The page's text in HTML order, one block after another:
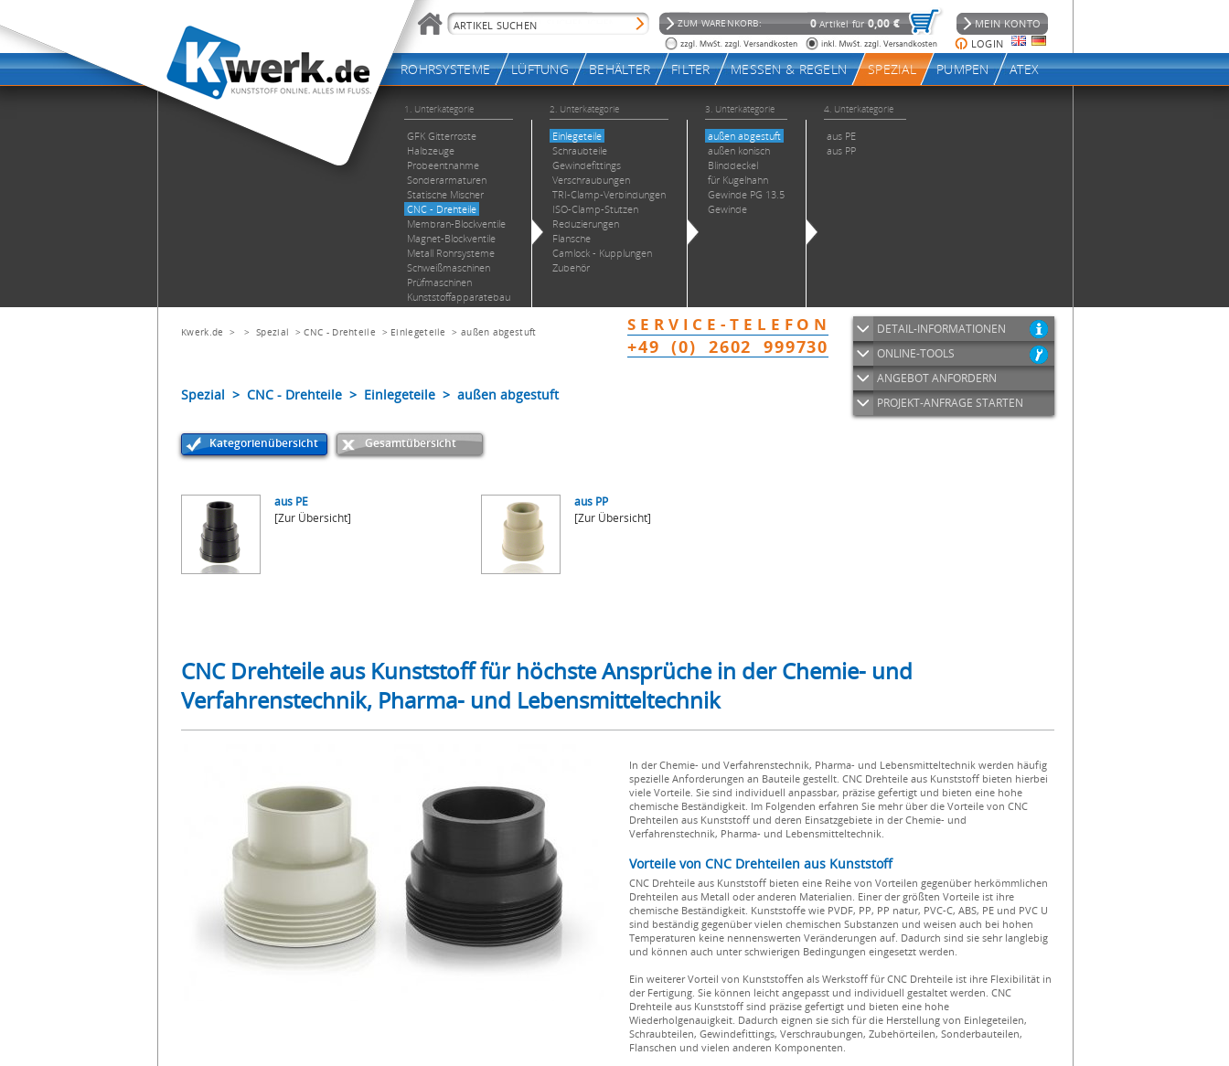
Kwerk.de > >Spezial >CNC - Drehteile > Einlegeteile > außen abgestuft
Spezial > CNC - Drehteile > Einlegeteile > außen abgestuft
Kategorienübersicht Gesamtübersicht
aus PE
[Zur Übersicht]
aus PP
[Zur Übersicht]
CNC Drehteile aus Kunststoff für höchste Ansprüche in der Chemie- und
Verfahrenstechnik, Pharma- und Lebensmitteltechnik
In der Chemie- und Verfahrenstechnik, Pharma- und Lebensmitteltechnik werden häufig
spezielle Anforderungen an Bauteile gestellt. CNC Drehteile aus Kunststoff bieten hierbei
viele Vorteile. Sie sind individuell anpassbar, präzise gefertigt und bieten eine hohe
chemische Beständigkeit. Im Folgenden erfahren Sie mehr über die Vorteile von CNC
Drehteilen aus Kunststoff und deren Einsatzgebiete in der Chemie- und
Verfahrenstechnik, Pharma- und Lebensmitteltechnik.
Vorteile von CNC Drehteilen aus Kunststoff
CNC Drehteile aus Kunststoff bieten eine Reihe von Vorteilen gegenüber herkömmlichen
Drehteilen aus Metall oder anderen Materialien. Einer der größten Vorteile ist ihre
chemische Beständigkeit. Kunststoffe wie PVDF, PP, PP natur, PVC-C, ABS, PE und PVC U
sind beständig gegenüber vielen chemischen Substanzen und weisen auch bei hohen
Temperaturen keine nennenswerten Veränderungen auf. Dadurch sind sie sehr langlebig
und können auch unter schwierigen Bedingungen eingesetzt werden.
Ein weiterer Vorteil von Kunststoffen als Werkstoff für CNC Drehteile ist ihre Flexibilität in
der Fertigung. Sie können leicht angepasst und individuell gestaltet werden. CNC
Drehteile aus Kunststoff sind präzise gefertigt und bieten eine hohe
Wiederholgenauigkeit. Dadurch eignen sie sich für die Herstellung von Einlegeteilen,
Schraubteilen, Gewindefittings, Verschraubungen, Zubehörteilen, Sonderbauteilen,
Flanschen und vielen anderen Komponenten.
DETAIL-INFORMATIONEN
ONLINE-TOOLS
ANGEBOT ANFORDERN
PROJEKT-ANFRAGE STARTEN